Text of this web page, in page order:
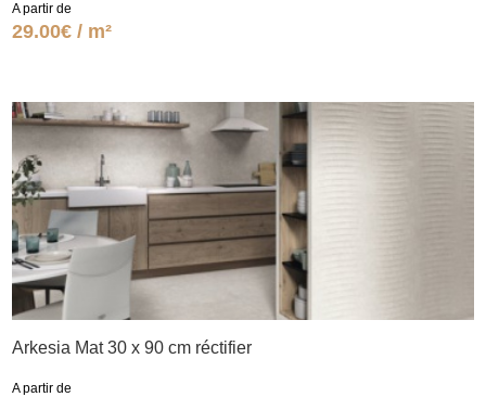
A partir de
29.00€ / m²
Arkesia Mat 30 x 90 cm réctifier
A partir de